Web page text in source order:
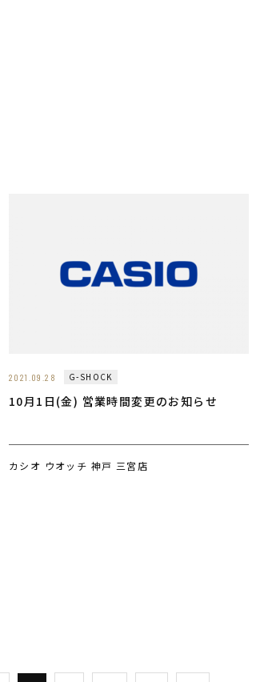
2021.09.28 G-SHOCK
10月1日(金) 営業時間変更のお知らせ
カシオ ウオッチ 神戸 三宮店